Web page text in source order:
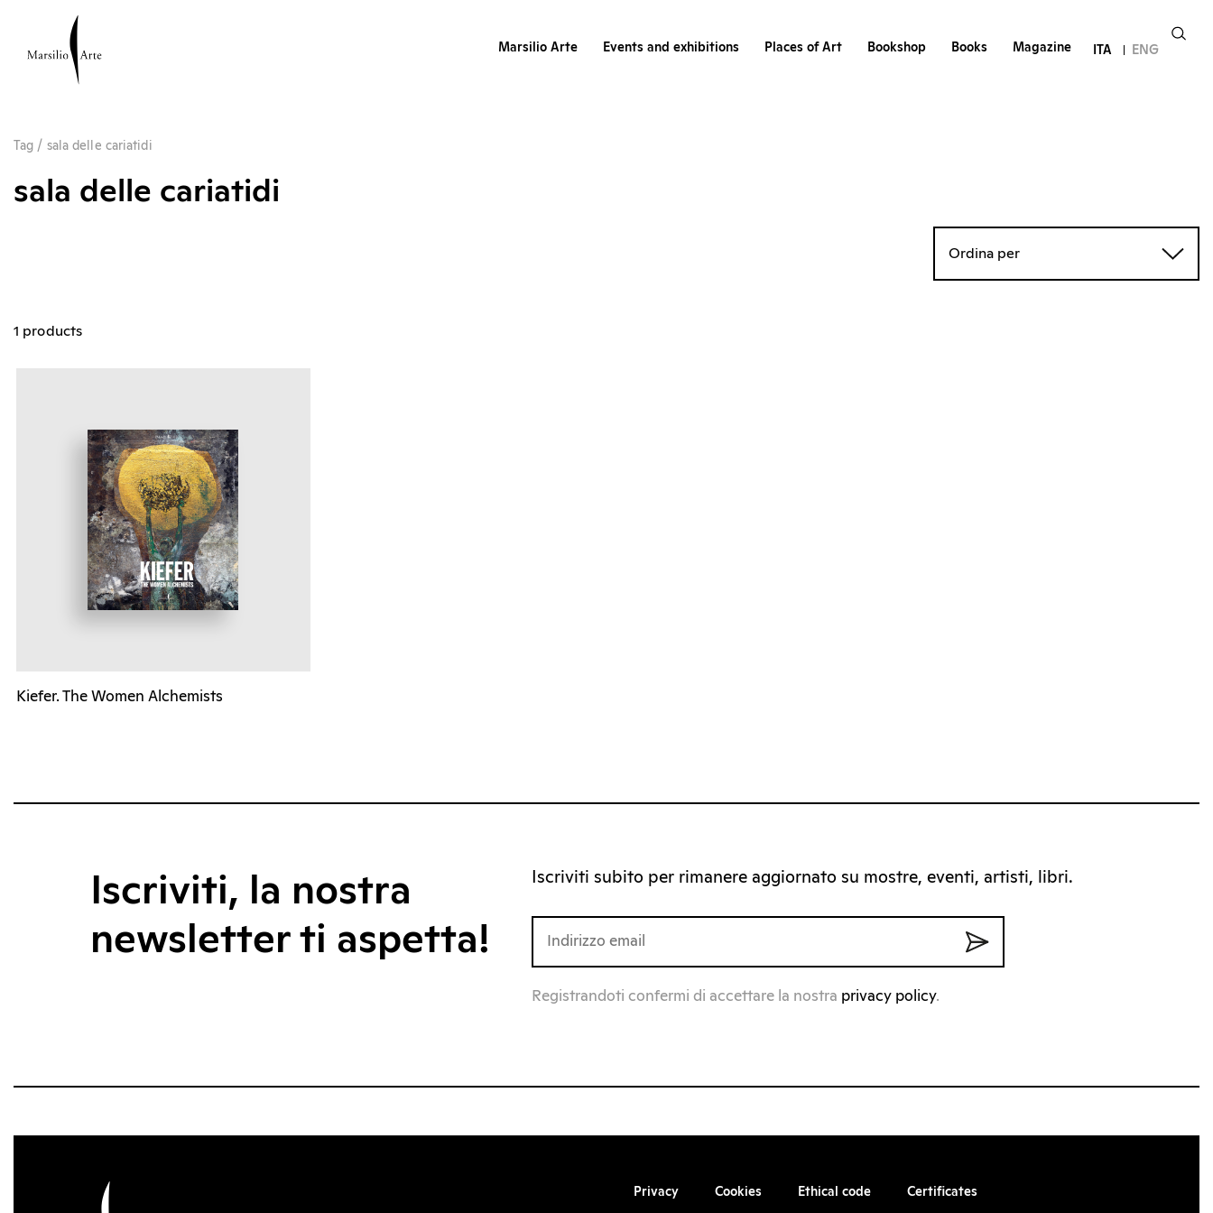
Marsilio Arte Events and exhibitions Places of Art Bookshop Books Magazine ITA ENG
Tag / sala delle cariatidi
sala delle cariatidi
Ordina per
1 products
Kiefer. The Women Alchemists
Iscriviti, la nostra
newsletter ti aspetta!
Iscriviti subito per rimanere aggiornato su mostre, eventi, artisti, libri.
Registrandoti confermi di accettare la nostra privacy policy.
Privacy Cookies Ethical code Certificates